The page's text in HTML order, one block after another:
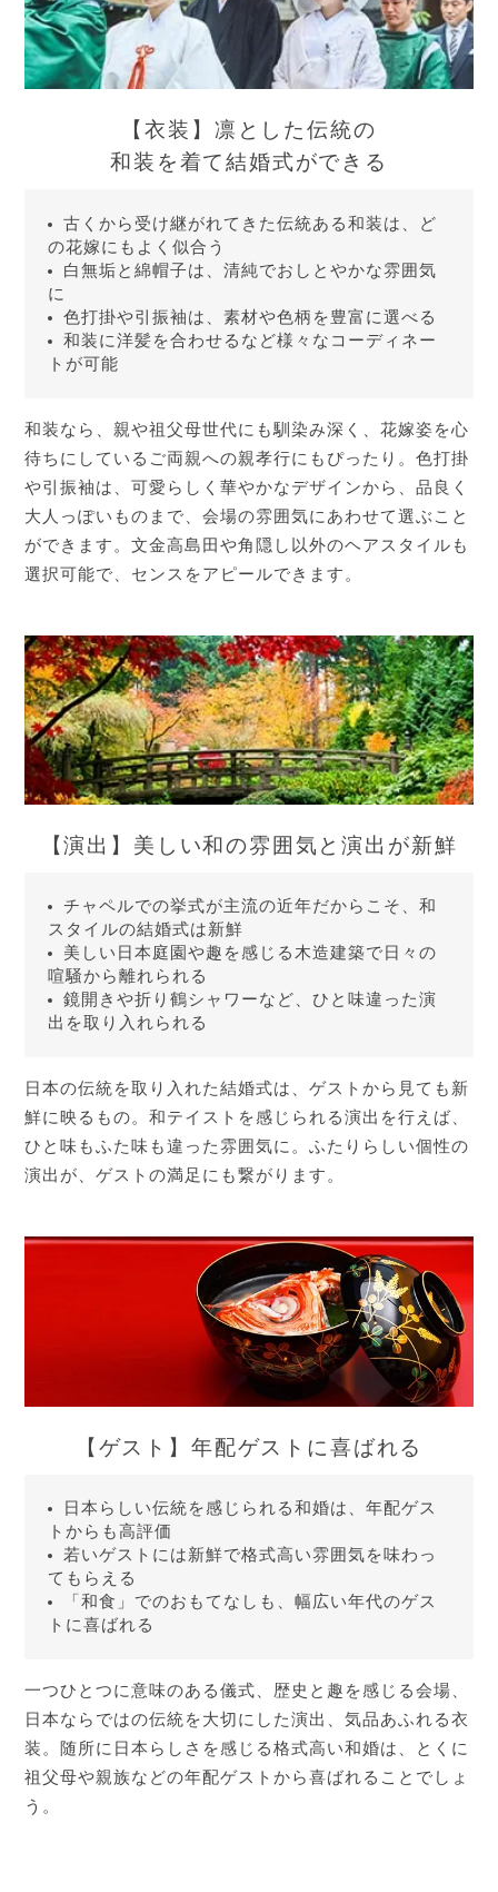
【衣装】凛とした伝統の
和装を着て結婚式ができる
古くから受け継がれてきた伝統ある和装は、ど
の花嫁にもよく似合う
白無垢と綿帽子は、清純でおしとやかな雰囲気
に
色打掛や引振袖は、素材や色柄を豊富に選べる
和装に洋髪を合わせるなど様々なコーディネー
トが可能
和装なら、親や祖父母世代にも馴染み深く、花嫁姿を心
待ちにしているご両親への親孝行にもぴったり。色打掛
や引振袖は、可愛らしく華やかなデザインから、品良く
大人っぽいものまで、会場の雰囲気にあわせて選ぶこと
ができます。文金高島田や角隠し以外のヘアスタイルも
選択可能で、センスをアピールできます。
【演出】美しい和の雰囲気と演出が新鮮
チャペルでの挙式が主流の近年だからこそ、和
スタイルの結婚式は新鮮
美しい日本庭園や趣を感じる木造建築で日々の
喧騒から離れられる
鏡開きや折り鶴シャワーなど、ひと味違った演
出を取り入れられる
日本の伝統を取り入れた結婚式は、ゲストから見ても新
鮮に映るもの。和テイストを感じられる演出を行えば、
ひと味もふた味も違った雰囲気に。ふたりらしい個性の
演出が、ゲストの満足にも繋がります。
【ゲスト】年配ゲストに喜ばれる
日本らしい伝統を感じられる和婚は、年配ゲス
トからも高評価
若いゲストには新鮮で格式高い雰囲気を味わっ
てもらえる
「和食」でのおもてなしも、幅広い年代のゲス
トに喜ばれる
一つひとつに意味のある儀式、歴史と趣を感じる会場、
日本ならではの伝統を大切にした演出、気品あふれる衣
装。随所に日本らしさを感じる格式高い和婚は、とくに
祖父母や親族などの年配ゲストから喜ばれることでしょ
う。